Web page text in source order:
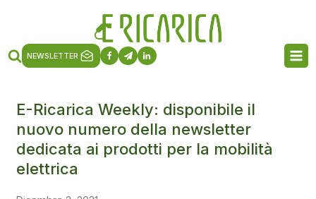
NEWSLETTER
E-Ricarica Weekly: disponibile il
nuovo numero della newsletter
dedicata ai prodotti per la mobilità
elettrica